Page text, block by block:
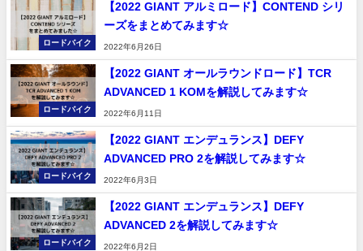
ロードバイク
【2022 GIANT アルミロード】CONTEND シリ
ーズをまとめてみます☆
2022年6月26日
ロードバイク
【2022 GIANT オールラウンドロード】TCR
ADVANCED 1 KOMを解説してみます☆
2022年6月11日
ロードバイク
【2022 GIANT エンデュランス】DEFY
ADVANCED PRO 2を解説してみます☆
2022年6月3日
ロードバイク
【2022 GIANT エンデュランス】DEFY
ADVANCED 2を解説してみます☆
2022年6月2日